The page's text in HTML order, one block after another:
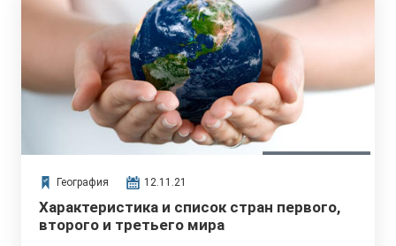
География 12.11.21
Характеристика и список стран первого,
второго и третьего мира